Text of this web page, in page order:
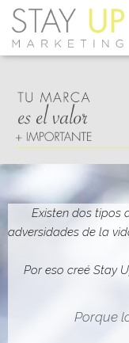
Existen dos tipos
adversidades de la
Por eso creé Stay
Porque